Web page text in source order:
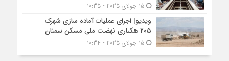
15 جولای 2025 - 10:35
ویدیو| اجرای عملیات آماده سازی شهرک
۲۰۵ هکتاری نهضت ملی مسکن سمنان
15 جولای 2025 - 10:34